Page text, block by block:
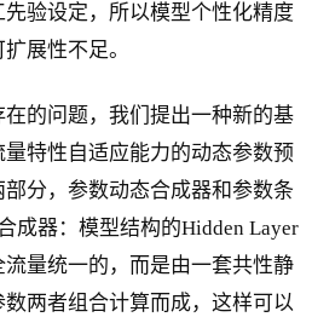
验设定，所以模型个性化精度
展性不足。
的问题，我们提出一种新的基
特性自适应能力的动态参数预
分，参数动态合成器和参数条
成器：模型结构的Hidden Layer
量统一的，而是由一套共性静
两者组合计算而成，这样可以